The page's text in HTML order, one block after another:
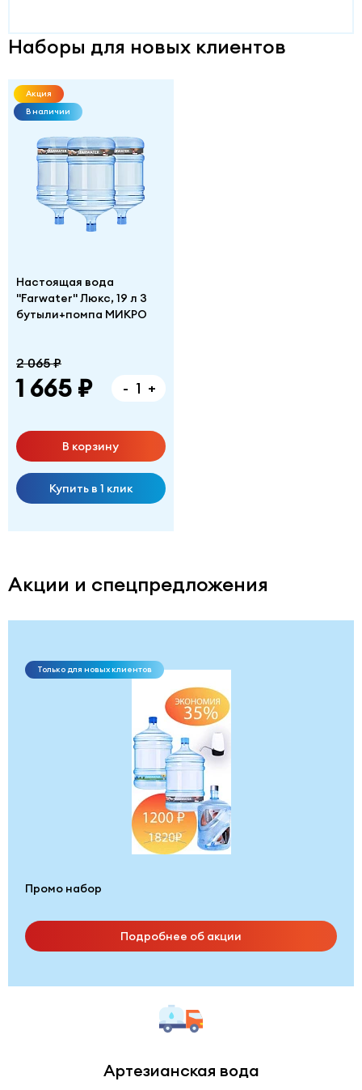
Наборы для новых клиентов
Акция
В наличии
Настоящая вода
"Farwater" Люкс, 19 л 3
бутыли+помпа МИКРО
2 065 ₽
1 665 ₽ - +
В корзину
Купить в 1 клик
Акции и спецпредложения
Только для новых клиентов
Промо набор
Подробнее об акции
Артезианская вода